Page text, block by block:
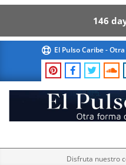
146
content
El Pulso Caribe -
El
Pulso
Navigation
Disfruta nuestro